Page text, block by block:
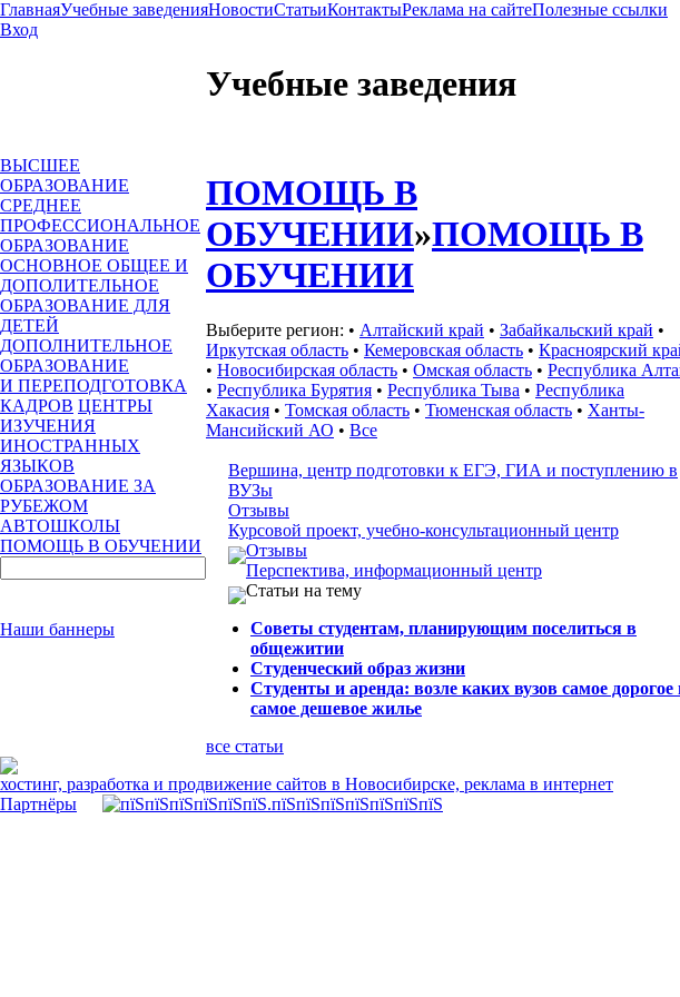
ГлавнаяУчебные заведенияНовостиСтатьиКонтактыРеклама на сайтеПолезные ссылки
Вход
ВЫСШЕЕ
ОБРАЗОВАНИЕ
СРЕДНЕЕ
ПРОФЕССИОНАЛЬНОЕ
ОБРАЗОВАНИЕ
ОСНОВНОЕ ОБЩЕЕ И
ДОПОЛИТЕЛЬНОЕ
ОБРАЗОВАНИЕ ДЛЯ
ДЕТЕЙ
ДОПОЛНИТЕЛЬНОЕ
ОБРАЗОВАНИЕ
И ПЕРЕПОДГОТОВКА
КАДРОВ ЦЕНТРЫ
ИЗУЧЕНИЯ
ИНОСТРАННЫХ
ЯЗЫКОВ
ОБРАЗОВАНИЕ ЗА
РУБЕЖОМ
АВТОШКОЛЫ
ПОМОЩЬ В ОБУЧЕНИИ
Наши баннеры
Учебные заведения
ПОМОЩЬ В
ОБУЧЕНИИ»ПОМОЩЬ В
ОБУЧЕНИИ
Выберите регион: • Алтайский край • Забайкальский край •
Иркутская область • Кемеровская область • Красноярский
• Новосибирская область • Омская область • Республика
• Республика Бурятия • Республика Тыва • Республика
Хакасия • Томская область • Тюменская область • Ханты-
Мансийский АО • Все
Вершина, центр подготовки к ЕГЭ, ГИА и поступлению в
ВУЗы
Отзывы
Курсовой проект, учебно-консультационный центр
Отзывы
Перспектива, информационный центр
Статьи на тему
Советы студентам, планирующим поселиться в
общежитии
Студенческий образ жизни
Студенты и аренда: возле каких вузов самое дорогое
самое дешевое жилье
все статьи
хостинг, разработка и продвижение сайтов в Новосибирске, реклама в интернет
Партнёры